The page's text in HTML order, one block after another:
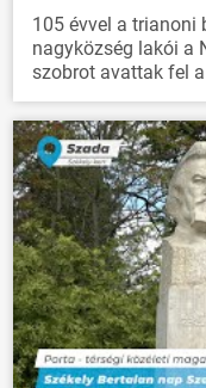
105 évvel a trianoni
nagyközség lakói a
szobrot avattak fel